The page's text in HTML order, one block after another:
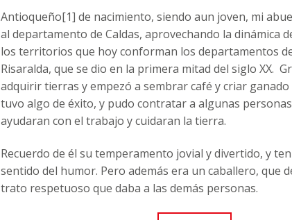
Antioqueño[1] de nacimiento, siendo aun joven, mi
al departamento de Caldas, aprovechando la dinámica
los territorios que hoy conforman los departamentos
Risaralda, que se dio en la primera mitad del siglo XX.
adquirir tierras y empezó a sembrar café y criar
tuvo algo de éxito, y pudo contratar a algunas
ayudaran con el trabajo y cuidaran la tierra.
Recuerdo de él su temperamento jovial y divertido, y
sentido del humor. Pero además era un caballero, que
trato respetuoso que daba a las demás personas.